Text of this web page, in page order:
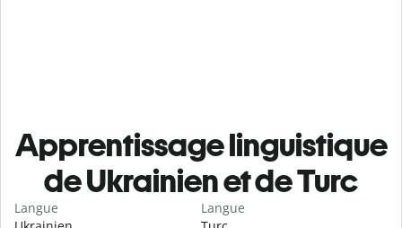
Apprentissage linguistique
de Ukrainien et de Turc
Langue
Langue